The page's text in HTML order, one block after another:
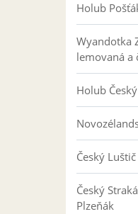
Holub
Wyandotka
lemovaná a
Holub
Český Luštič
Český
Plzeňák